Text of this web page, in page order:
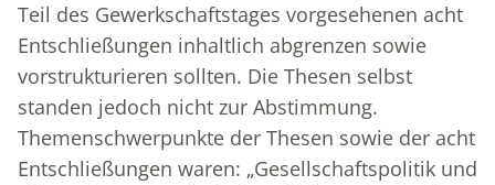
Teil des Gewerkschaftstages vorgesehenen acht
Entschließungen inhaltlich abgrenzen sowie
vorstrukturieren sollten. Die Thesen selbst
standen jedoch nicht zur Abstimmung.
Themenschwerpunkte der Thesen sowie der acht
Entschließungen waren: „Gesellschaftspolitik und